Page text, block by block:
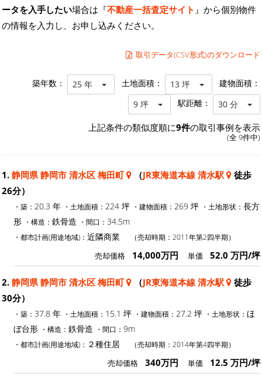
ータを入手したい場合は『不動産一括査定サイト 』から個別物件
の情報を入力し、お申し込みください。
取引データ(CSV形式)のダウンロード
築年数： 25 年 土地面積： 13 坪 建物面積：
9 坪 駅距離： 30 分
上記条件の類似度順に9件の取引事例を表示
(全 9件中)
1. 静岡県 静岡市 清水区 梅田町 （JR東海道本線 清水駅
徒歩
26分）
・築： 20.3 年 ・土地面積： 224 坪 ・建物面積： 269 坪 ・土地形状： 長方
形 ・構造： 鉄骨造 ・間口： 34.5m
・都市計画(用途地域)： 近隣商業 （売却時期：2011年第2四半期）
売却価格 14,000万円 単価 52.0 万円/坪
2. 静岡県 静岡市 清水区 梅田町 （JR東海道本線 清水駅
徒歩
30分）
・築： 37.8 年 ・土地面積： 15.1 坪 ・建物面積： 27.2 坪 ・土地形状： ほ
ぼ台形 ・構造： 鉄骨造 ・間口： 9m
・都市計画(用途地域)： ２種住居 （売却時期：2014年第4四半期）
売却価格 340万円 単価 12.5 万円/坪